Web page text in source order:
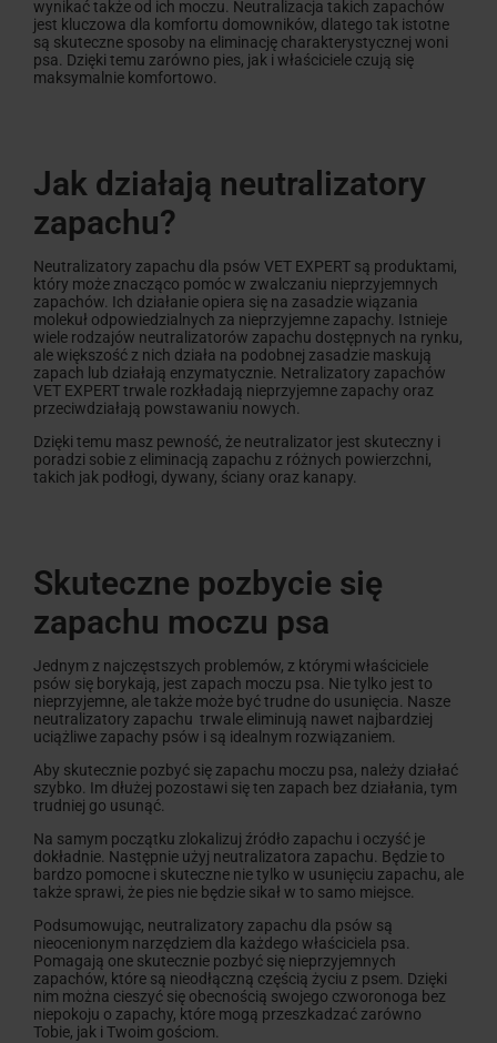
wynikać także od ich moczu. Neutralizacja takich zapachów
jest kluczowa dla komfortu domowników, dlatego tak istotne
są skuteczne sposoby na eliminację charakterystycznej woni
psa. Dzięki temu zarówno pies, jak i właściciele czują się
maksymalnie komfortowo.
Jak działają neutralizatory
zapachu?
Neutralizatory zapachu dla psów VET EXPERT są produktami,
który może znacząco pomóc w zwalczaniu nieprzyjemnych
zapachów. Ich działanie opiera się na zasadzie wiązania
molekuł odpowiedzialnych za nieprzyjemne zapachy. Istnieje
wiele rodzajów neutralizatorów zapachu dostępnych na rynku,
ale większość z nich działa na podobnej zasadzie maskują
zapach lub działają enzymatycznie. Netralizatory zapachów
VET EXPERT trwale rozkładają nieprzyjemne zapachy oraz
przeciwdziałają powstawaniu nowych.
Dzięki temu masz pewność, że neutralizator jest skuteczny i
poradzi sobie z eliminacją zapachu z różnych powierzchni,
takich jak podłogi, dywany, ściany oraz kanapy.
Skuteczne pozbycie się
zapachu moczu psa
Jednym z najczęstszych problemów, z którymi właściciele
psów się borykają, jest zapach moczu psa. Nie tylko jest to
nieprzyjemne, ale także może być trudne do usunięcia. Nasze
neutralizatory zapachu trwale eliminują nawet najbardziej
uciążliwe zapachy psów i są idealnym rozwiązaniem.
Aby skutecznie pozbyć się zapachu moczu psa, należy działać
szybko. Im dłużej pozostawi się ten zapach bez działania, tym
trudniej go usunąć.
Na samym początku zlokalizuj źródło zapachu i oczyść je
dokładnie. Następnie użyj neutralizatora zapachu. Będzie to
bardzo pomocne i skuteczne nie tylko w usunięciu zapachu, ale
także sprawi, że pies nie będzie sikał w to samo miejsce.
Podsumowując, neutralizatory zapachu dla psów są
nieocenionym narzędziem dla każdego właściciela psa.
Pomagają one skutecznie pozbyć się nieprzyjemnych
zapachów, które są nieodłączną częścią życiu z psem. Dzięki
nim można cieszyć się obecnością swojego czworonoga bez
niepokoju o zapachy, które mogą przeszkadzać zarówno
Tobie, jak i Twoim gościom.